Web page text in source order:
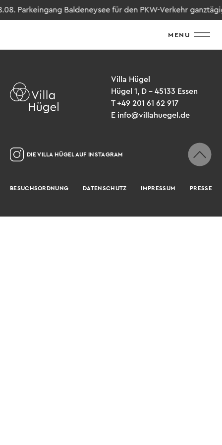
Parkeingang Baldeneysee für den PKW-Verkehr
MENU
Villa Hügel
Hügel 1, D – 45133 Essen
T +49 201 61 62 917
E info@villahuegel.de
DIE VILLA HÜGEL AUF INSTAGRAM
BESUCHSORDNUNG DATENSCHUTZ IMPRESSUM PRESSE